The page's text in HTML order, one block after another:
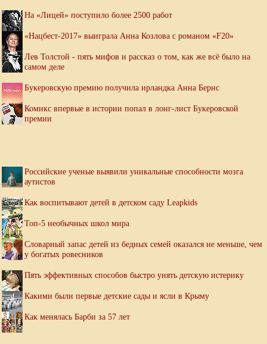
На «Лицей» поступило более 2500 работ
«Нацбест-2017» выиграла Анна Козлова с романом «F20»
Лев Толстой - пять мифов и рассказ о том, как же всё было на
самом деле
Букеровскую премию получила ирландка Анна Бернс
Комикс впервые в истории попал в лонг-лист Букеровской
премии
Российские ученые выявили уникальные способности мозга
аутистов
Как воспитывают детей в детском саду Leapkids
Топ-5 необычных школ мира
Словарный запас детей из бедных семей оказался не меньше, чем
у богатых ровесников
Пять эффективных способов быстро унять детскую истерику
Какими были первые детские сады и ясли в Крыму
Как менялась Барби за 57 лет